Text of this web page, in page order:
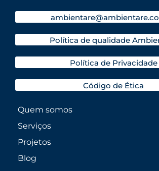
Política de qualidade
Política de Privacidade
Código de Ética
Quem somos
Serviços
Projetos
Blog